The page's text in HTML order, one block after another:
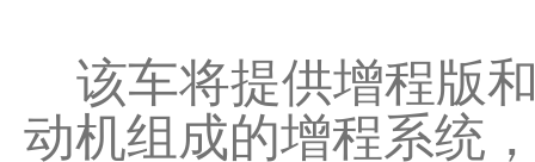
该车将提供增程版
动机组成的增程系统